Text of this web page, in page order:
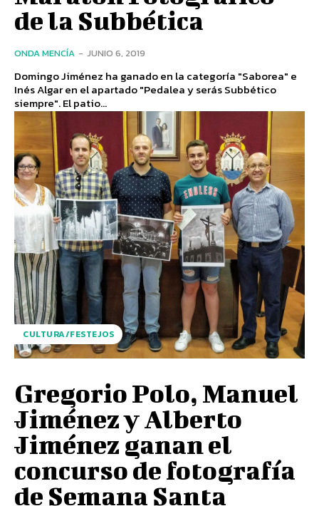
de la Subbética
ONDA MENCÍA - JUNIO 6, 2019
Domingo Jiménez ha ganado en la categoría "Saborea" e
Inés Algar en el apartado "Pedalea y serás Subbético
siempre". El patio...
CULTURA/FESTEJOS
Gregorio Polo, Manuel
Jiménez y Alberto
Jiménez ganan el
concurso de fotografía
de Semana Santa